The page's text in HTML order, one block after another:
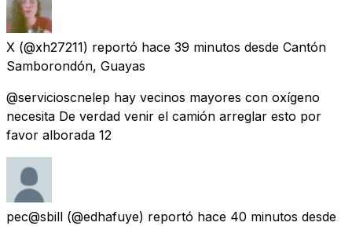
X (@xh27211) reportó hace 39 minutos desde Cantón
Samborondón, Guayas
@servicioscnelep hay vecinos mayores con oxígeno
necesita De verdad venir el camión arreglar esto por
favor alborada 12
pec@sbill (@edhafuye) reportó hace 40 minutos desde